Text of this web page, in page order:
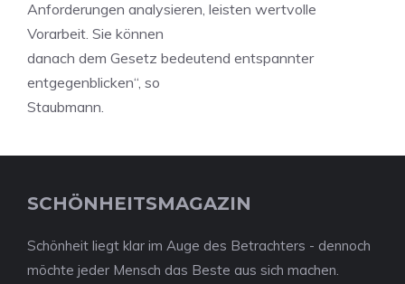
Anforderungen analysieren, leisten wertvolle
Vorarbeit. Sie können
danach dem Gesetz bedeutend entspannter
entgegenblicken“, so
Staubmann.
SCHÖNHEITSMAGAZIN
Schönheit liegt klar im Auge des Betrachters - dennoch
möchte jeder Mensch das Beste aus sich machen.